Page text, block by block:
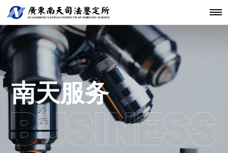
关于南天
发展历程
核心团队
机构文化
仪器设备
科技研发
分支机构
鉴定服务
鉴定指南
法规标准
经典案例
法医类鉴定
物证类鉴定
声像资料类
鉴定
文件形成时
间鉴定
新闻资讯
通知公告
行业动态
工程中心
开放课题
联系我们
南天服务